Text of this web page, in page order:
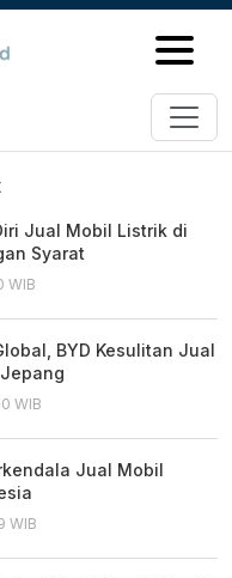
Jual Mobil Listrik di
Syarat
WIB
BYD Kesulitan Jual
WIB
Jual Mobil
WIB